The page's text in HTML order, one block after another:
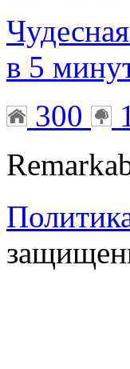
в 5
300